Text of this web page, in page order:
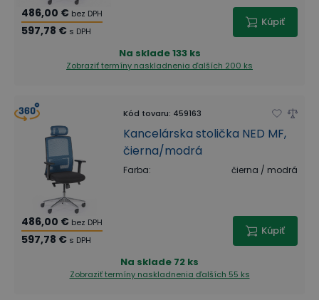
486,00 € bez DPH
597,78 € s DPH
Kúpiť
Na sklade133 ks
Zobraziť termíny naskladnenia ďalších 200 ks
Kód tovaru: 459163
Kancelárska stolička NED MF,
čierna/modrá
Farba: čierna / modrá
486,00 € bez DPH
597,78 € s DPH
Kúpiť
Na sklade 72 ks
Zobraziť termíny naskladnenia ďalších 55 ks